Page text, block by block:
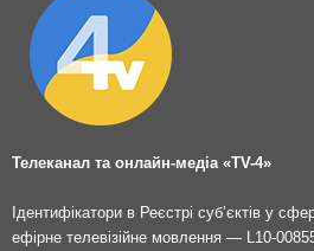
Телеканал та онлайн-медіа «TV-4»
Ідентифікатори в Реєстрі суб’єктів у
ефірне телевізійне мовлення — L10-